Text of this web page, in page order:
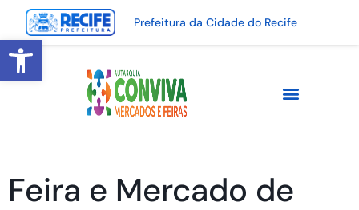
Abrir a barra de ferramentas
Prefeitura da Cidade do Recife
Feira e Mercado de